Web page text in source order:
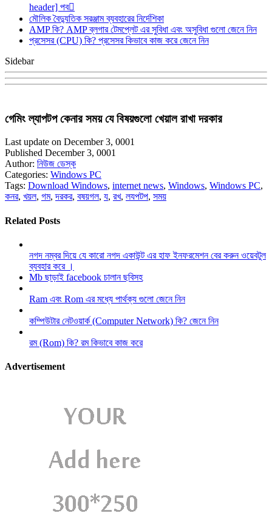
header] পব
মৌলিক বৈদ্যুতিক সরঞ্জাম ব্যবহারের নির্দেশিকা
AMP কি? AMP ব্লগার টেমপ্লেট এর সুবিধা এবং অসুবিধা গুলো জেনে নিন
প্রসেসর (CPU) কি? প্রসেসর কিভাবে কাজ করে জেনে নিন
Sidebar
গেমিং ল্যাপটপ কেনার সময় যে বিষয়গুলো খেয়াল রাখা দরকার
Last update on December 3, 0001
Published December 3, 0001
Author: নিউজ ডেস্ক
Categories: Windows PC
Tags: Download Windows, internet news, Windows, Windows PC,
কনর, খয়ল, গম,দরকর, বষয়গল, য, রখ, লযপটপ, সময়
Related Posts
নগদ নম্বর দিয়ে যে কারো নগদ একাউন্ট এর হাফ ইনফরমেশন বের করুন ওয়েবটুল
ব্যবহার করে ।
Mb ছাড়াই facebook চালান ছবিসহ
Ram এবং Rom এর মধ্যে পার্থক্য গুলো জেনে নিন
কম্পিউটার নেটওয়ার্ক (Computer Network) কি? জেনে নিন
রম (Rom) কি? রম কিভাবে কাজ করে
Advertisement